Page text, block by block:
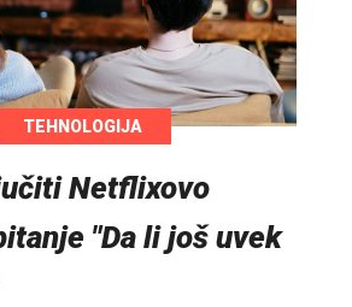
TEHNOLOGIJA
Netflixovo
"Da li još uvek